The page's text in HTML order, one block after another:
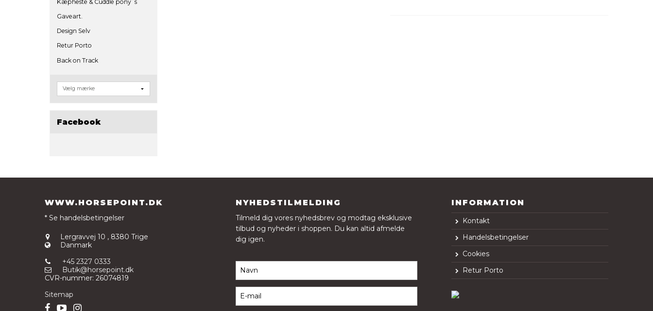
Kæpheste & Cuddle pony`s
Gaveart.
Design Selv
Retur Porto
Back on Track
Facebook
WWW.HORSEPOINT.DK
* Se handelsbetingelser
Lergravvej 10 , 8380 Trige
Danmark
+45 2327 0333
Butik@horsepoint.dk
CVR-nummer: 26074819
Sitemap
NYHEDSTILMELDING
Tilmeld dig vores nyhedsbrev og modtag eksklusive
tilbud og nyheder i shoppen. Du kan altid afmelde
dig igen.
INFORMATION
Kontakt
Handelsbetingelser
Cookies
Retur Porto